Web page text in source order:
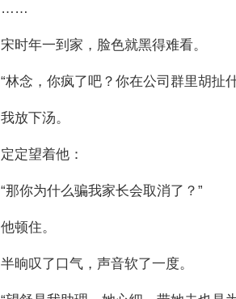
……
宋时年一到家，脸色就黑得难看。
“林念，你疯了吧？你在公司群里胡扯
我放下汤。
定定望着他：
“那你为什么骗我家长会取消了？”
他顿住。
半晌叹了口气，声音软了一度。